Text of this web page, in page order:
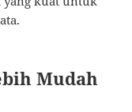
Mudah